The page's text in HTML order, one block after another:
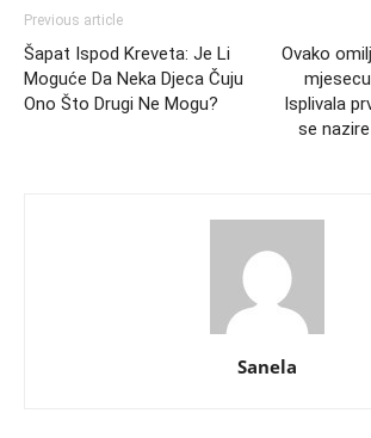
Previous article
Šapat Ispod Kreveta: Je Li
Moguće Da Neka Djeca Čuju
Ono Što Drugi Ne Mogu?
Ovako
Isplivala
se
Sanela